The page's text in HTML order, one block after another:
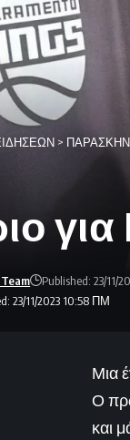
>
23/11/2023 10:58 ΠΜ
Team Published: 23/11/
Μια
Ο
και